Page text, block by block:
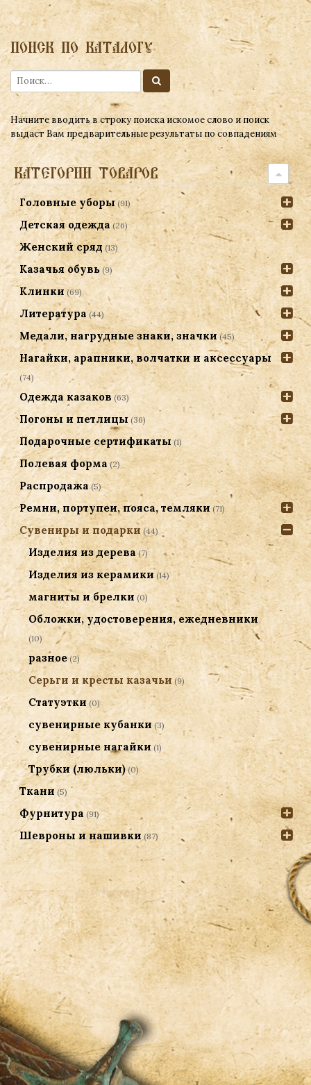
ПОИСК ПО КАТАЛОГУ
Начните вводить в строку поиска искомое слово и поиск
выдаст Вам предварительные результаты по совпадениям
КАТЕГОРИИ ТОВАРОВ
Головные уборы (91)
Детская одежда (26)
Женский сряд (13)
Казачья обувь (9)
Клинки (69)
Литература (44)
Медали, нагрудные знаки, значки (45)
Нагайки, арапники, волчатки и аксессуары
(74)
Одежда казаков (63)
Погоны и петлицы (36)
Подарочные сертификаты (1)
Полевая форма (2)
Распродажа (5)
Ремни, портупеи, пояса, темляки (71)
Сувениры и подарки (44)
Изделия из дерева (7)
Изделия из керамики (14)
магниты и брелки (0)
Обложки, удостоверения, ежедневники
(10)
разное (2)
Серьги и кресты казачьи (9)
Статуэтки (0)
сувенирные кубанки (3)
сувенирные нагайки (1)
Трубки (люльки) (0)
Ткани (5)
Фурнитура (91)
Шевроны и нашивки (87)